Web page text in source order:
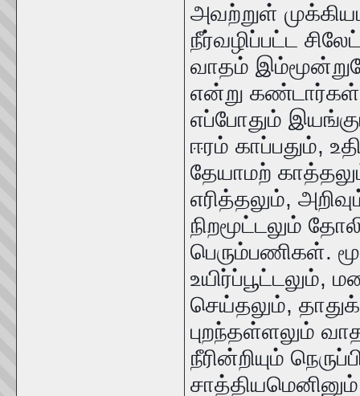
அவற்றுள்
நீர்வழிப்பட்ட
வாதம்
என்று
எப்போதும்
ஈரம் காப்பதும்,
தேயாமற்
எரித்தலும்,
நிறமூட்டலும்
பெரும்பணிகள்.
செய்தலும்,
புறந்தள்ளலும்
நீரின்றியும்